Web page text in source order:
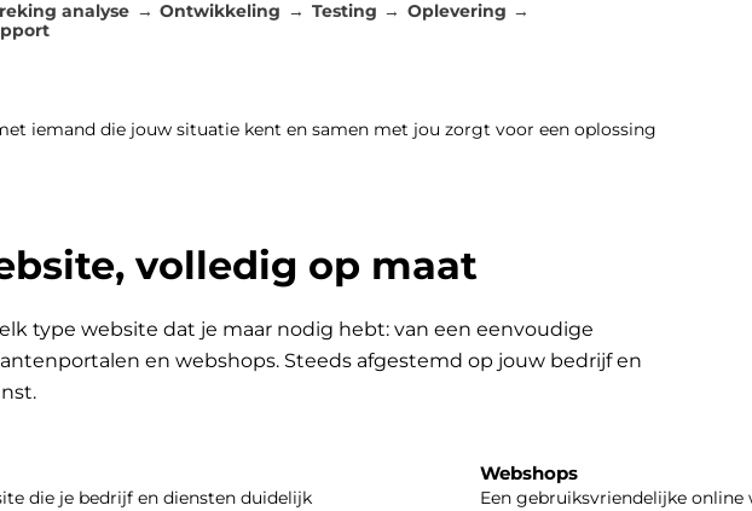
analyse Ontwikkeling Testing
Oplevering
iemand die jouw situatie kent en samen met jou zorgt voor een oplossing
volledig op maat
type website dat je maar nodig hebt: van een eenvoudige
en webshops. Steeds afgestemd op jouw bedrijf en
die je bedrijf en diensten duidelijk
Webshops
Een gebruiksvriendelijke